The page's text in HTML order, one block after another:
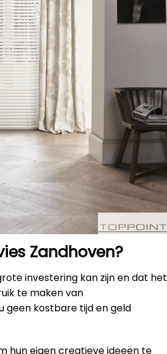
Zandhoven?
investering kan zijn en dat het
te maken van
geen kostbare tijd en geld
hun eigen creatieve ideeën te